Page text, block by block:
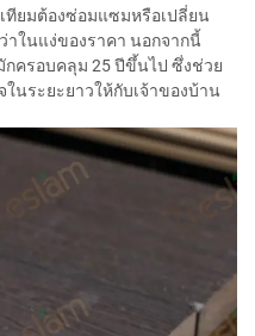
ยมต้องซ่อมแซมหรือเปลี่ยน
ในแง่ของราคา นอกจากนี้
กครอบคลุม 25 ปีขึ้นไป ซึ่งช่วย
นระยะยาวให้กับเจ้าของบ้าน